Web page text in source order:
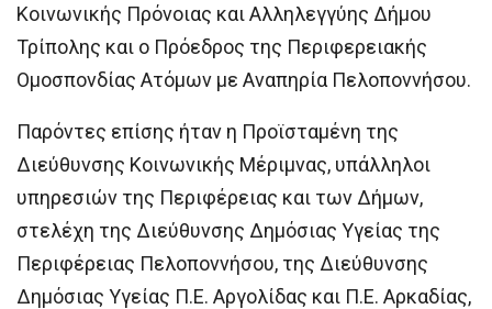
Κοινωνικής Πρόνοιας και Αλληλεγγύης Δήμου
Τρίπολης και ο Πρόεδρος της Περιφερειακής
Ομοσπονδίας Ατόμων με Αναπηρία Πελοποννήσου.
Παρόντες επίσης ήταν η Προϊσταμένη της
Διεύθυνσης Κοινωνικής Μέριμνας, υπάλληλοι
υπηρεσιών της Περιφέρειας και των Δήμων,
στελέχη της Διεύθυνσης Δημόσιας Υγείας της
Περιφέρειας Πελοποννήσου, της Διεύθυνσης
Δημόσιας Υγείας Π.Ε. Αργολίδας και Π.Ε. Αρκαδίας,